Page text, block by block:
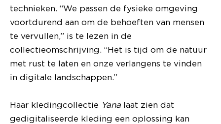
technieken. “We passen de fysieke omgeving
voortdurend aan om de behoeften van mensen
te vervullen,” is te lezen in de
collectieomschrijving. “Het is tijd om de natuur
met rust te laten en onze verlangens te vinden
in digitale landschappen.”
Haar kledingcollectie Yana laat zien dat
gedigitaliseerde kleding een oplossing kan